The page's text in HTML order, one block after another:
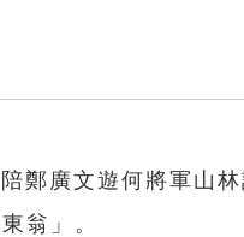
鄭廣文遊何將軍山
翁」。